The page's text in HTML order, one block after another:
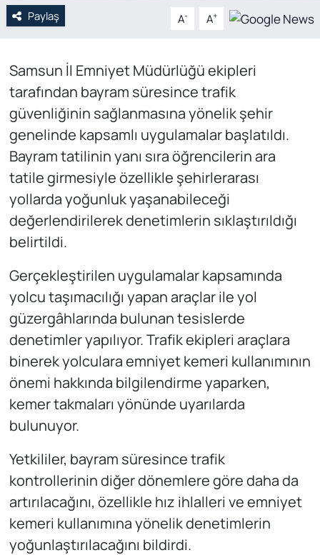
Paylaş A- A+
Samsun İl Emniyet Müdürlüğü ekipleri
tarafından bayram süresince trafik
güvenliğinin sağlanmasına yönelik şehir
genelinde kapsamlı uygulamalar başlatıldı.
Bayram tatilinin yanı sıra öğrencilerin ara
tatile girmesiyle özellikle şehirlerarası
yollarda yoğunluk yaşanabileceği
değerlendirilerek denetimlerin sıklaştırıldığı
belirtildi.
Gerçekleştirilen uygulamalar kapsamında
yolcu taşımacılığı yapan araçlar ile yol
güzergâhlarında bulunan tesislerde
denetimler yapılıyor. Trafik ekipleri araçlara
binerek yolculara emniyet kemeri kullanımının
önemi hakkında bilgilendirme yaparken,
kemer takmaları yönünde uyarılarda
bulunuyor.
Yetkililer, bayram süresince trafik
kontrollerinin diğer dönemlere göre daha da
artırılacağını, özellikle hız ihlalleri ve emniyet
kemeri kullanımına yönelik denetimlerin
yoğunlaştırılacağını bildirdi.
Web Tv
Yerel